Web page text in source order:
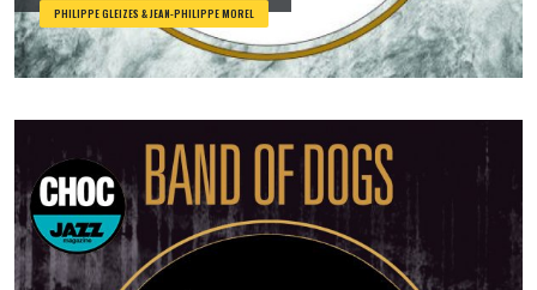
PHILIPPE GLEIZES & JEAN-PHILIPPE MOREL